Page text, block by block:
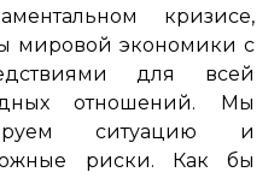
кризисе,
мировой экономики с
для всей
отношений. Мы
ситуацию и
риски. Как бы